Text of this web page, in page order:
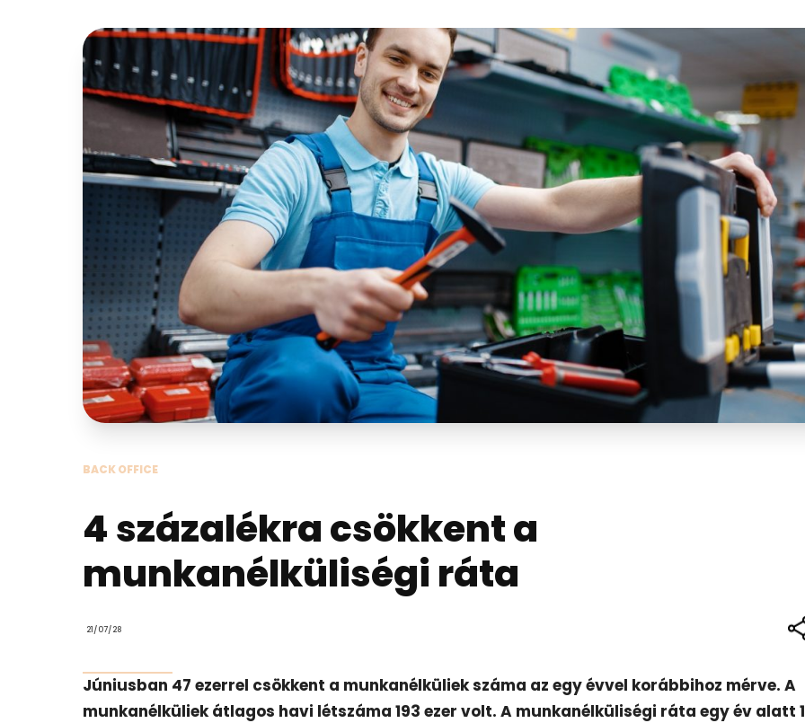
BACK OFFICE
4 százalékra csökkent a
munkanélküliségi ráta
21/07/28
Júniusban 47 ezerrel csökkent a munkanélküliek száma az egy évvel korábbihoz mérve. A
munkanélküliek átlagos havi létszáma 193 ezer volt. A munkanélküliségi ráta egy év alatt